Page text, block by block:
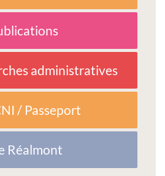
administratives
/ Passeport
Réalmont